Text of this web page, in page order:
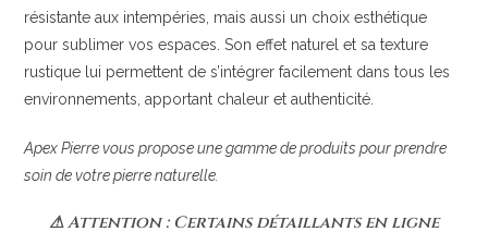
résistante aux intempéries, mais aussi un choix esthétique
pour sublimer vos espaces. Son effet naturel et sa texture
rustique lui permettent de s’intégrer facilement dans tous les
environnements, apportant chaleur et authenticité.
Apex Pierre vous propose une gamme de produits pour prendre
soin de votre pierre naturelle.
⚠ Attention : Certains détaillants en ligne